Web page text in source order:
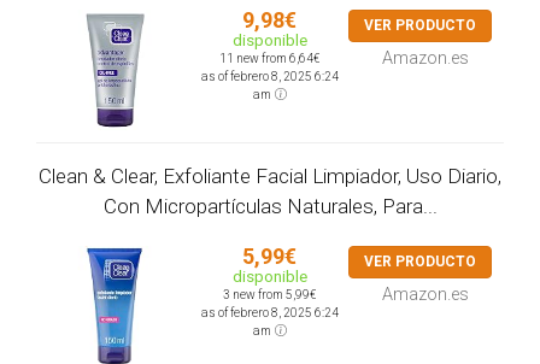
9,98€
disponible
11 new from 6,64€
as of febrero 8, 2025 6:24
am
VER PRODUCTO
Amazon.es
Clean & Clear, Exfoliante Facial Limpiador, Uso Diario,
Con Micropartículas Naturales, Para...
5,99€
disponible
3 new from 5,99€
as of febrero 8, 2025 6:24
am
VER PRODUCTO
Amazon.es